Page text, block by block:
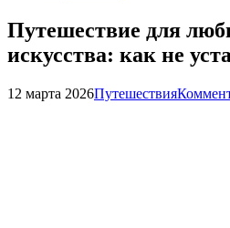
Путешествие для
искусства: как не
12 марта 2026Путешествия